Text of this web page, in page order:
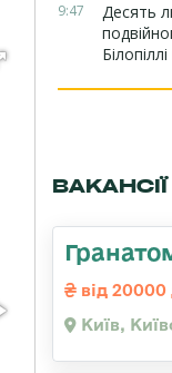
9:47
Десять
ВАКАНСІЇ
від
Київ,